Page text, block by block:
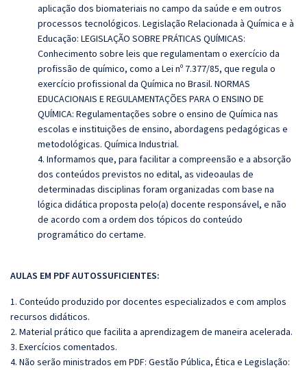
aplicação dos biomateriais no campo da saúde e em outros
processos tecnológicos. Legislação Relacionada à Química e à
Educação: LEGISLAÇÃO SOBRE PRÁTICAS QUÍMICAS:
Conhecimento sobre leis que regulamentam o exercício da
profissão de químico, como a Lei nº 7.377/85, que regula o
exercício profissional da Química no Brasil. NORMAS
EDUCACIONAIS E REGULAMENTAÇÕES PARA O ENSINO DE
QUÍMICA: Regulamentações sobre o ensino de Química nas
escolas e instituições de ensino, abordagens pedagógicas e
metodológicas. Química Industrial.
4. Informamos que, para facilitar a compreensão e a absorção
dos conteúdos previstos no edital, as videoaulas de
determinadas disciplinas foram organizadas com base na
lógica didática proposta pelo(a) docente responsável, e não
de acordo com a ordem dos tópicos do conteúdo
programático do certame.
AULAS EM PDF AUTOSSUFICIENTES:
1. Conteúdo produzido por docentes especializados e com amplos
recursos didáticos.
2. Material prático que facilita a aprendizagem de maneira acelerada.
3. Exercícios comentados.
4. Não serão ministrados em PDF: Gestão Pública, Ética e Legislação: